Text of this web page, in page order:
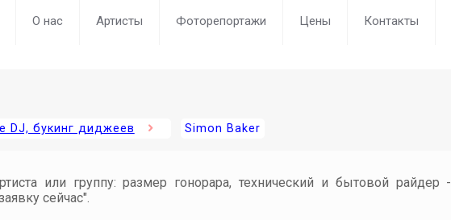
О нас Артисты Фоторепортажи Цены Контакты
DJ, букинг диджеев Simon Baker
или группу: размер гонорара, технический и бытовой райдер -
сейчас".